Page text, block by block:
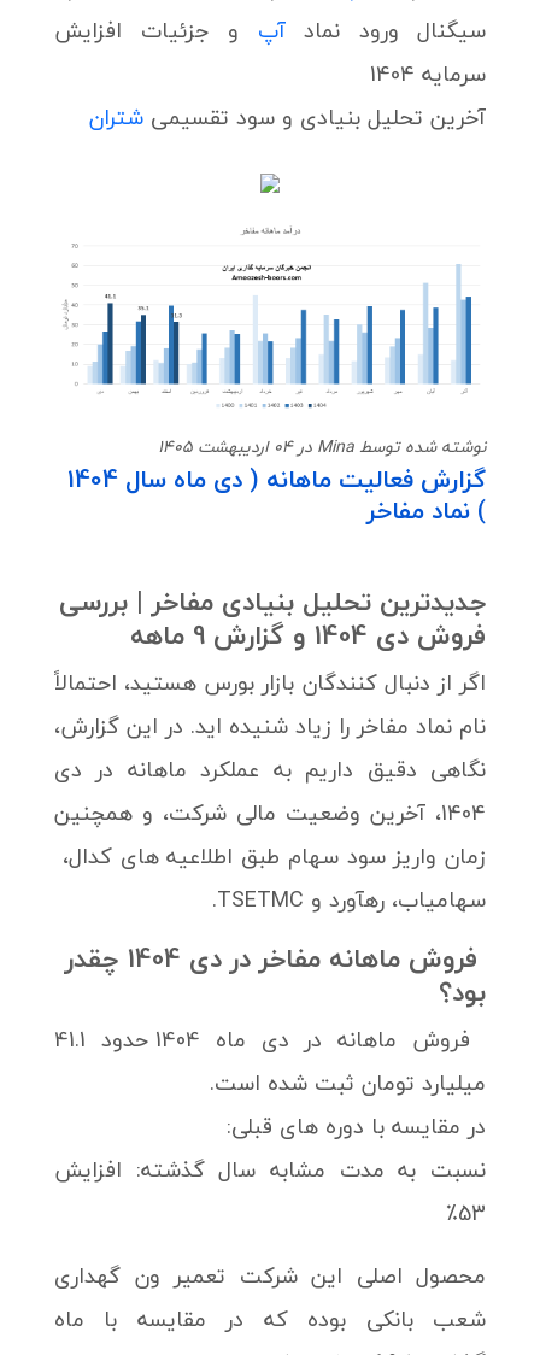
سیگنال ورود نمادآپ و جزئیات افزایش
سرمایه 1404
آخرین تحلیل بنیادی و سود تقسیمی شتران
نوشته شده توسط Mina در 04 اردیبهشت 1405
گزارش فعالیت ماهانه ( دی ماه سال 1404
) نماد مفاخر
جدیدترین تحلیل بنیادی مفاخر | بررسی
فروش دی 1404 و گزارش 9 ماهه
اگر از دنبال کنندگان بازار بورس هستید، احتمالاً
نام نماد مفاخر را زیاد شنیده اید. در این گزارش،
نگاهی دقیق داریم به عملکرد ماهانه در دی
1404، آخرین وضعیت مالی شرکت، و همچنین
زمان واریز سود سهام طبق اطلاعیه های کدال،
سهامیاب، رهآورد و TSETMC.
فروش ماهانه مفاخر در دی 1404 چقدر
بود؟
فروش ماهانه در دی ماه 1404 حدود 41.1
میلیارد تومان ثبت شده است.
در مقایسه با دوره های قبلی:
نسبت به مدت مشابه سال گذشته: افزایش
53٪
محصول اصلی این شرکت تعمیر ون گهداری
شعب بانکی بوده که در مقایسه با ماه